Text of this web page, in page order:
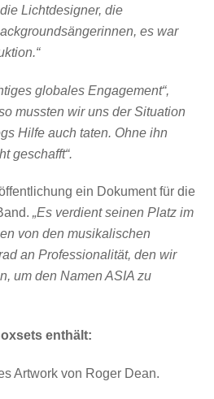
Lichtdesigner, die
es war
globales Engagement“,
mussten wir uns der Situation
Hilfe auch taten. Ohne ihn
geschafft“.
ein Dokument für die
„Es verdient seinen Platz im
von den musikalischen
an Professionalität, den wir
um den Namen ASIA zu
enthält:
Artwork von Roger Dean.